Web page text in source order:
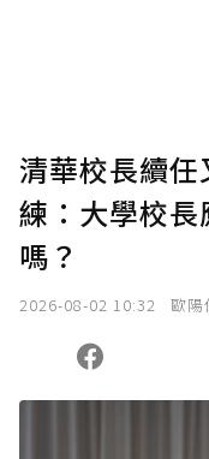
您當前剩餘 U
清華校長續
練：大學校
嗎？
2026-08-02 10:32 歐陽